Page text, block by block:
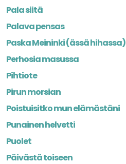
Pala siitä
Palava pensas
Paska Meininki (ässä hihassa)
Perhosia masussa
Pihtiote
Pirun morsian
Poistuisitko mun elämästäni
Punainen helvetti
Puolet
Päivästä toiseen